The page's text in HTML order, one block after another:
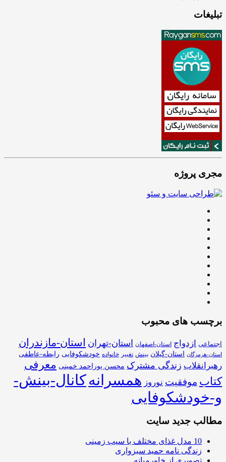
تبلیغات
مجری پروژه
برچسب های محبوب
اجتماعی ازدواج استان-اصفهان استان-تهران استان-مازندران
استان-هرمزگان استان-گیلان بینش تغییر خانواده خودشکوفایی رابطه-عاطفی
رهبرانقلاب زندگی مشترک محسن پوراحمد خمینی معرفی
کتاب موفقیت نوروز همسرانهکانال-بینش-
و-خودشکوفایی
مطالب جدید سایت
10 مدل غذای مختلف با سیب زمینی
زندگی نامه حمید سبزواری
تصویری از خاورمیانه